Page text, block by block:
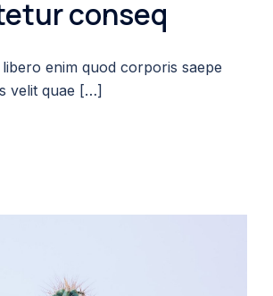
conseq
libero enim quod corporis saepe
velit quae […]